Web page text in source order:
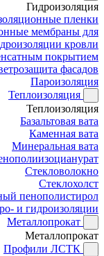
Гидроизоляция
пленки
мембраны для
кровли
покрытием
фасадов
Пароизоляция
Теплоизоляция
Теплоизоляция
Базальтовая вата
Каменная вата
Минеральная вата
Стекловолокно
Стеклохолст
пенополистирол
и гидроизоляции
Металлопрокат
Металлопрокат
Профили ЛСТК